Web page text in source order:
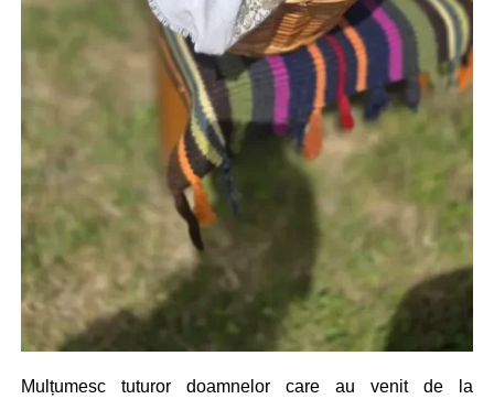
Mulțumesc tuturor doamnelor care au venit de la